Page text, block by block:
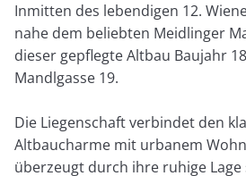
Inmitten des lebendigen 12.
nahe dem beliebten Meidlinger
dieser gepflegte Altbau Baujahr
Mandlgasse 19.
Die Liegenschaft verbindet den
Altbaucharme mit urbanem
überzeugt durch ihre ruhige Lage